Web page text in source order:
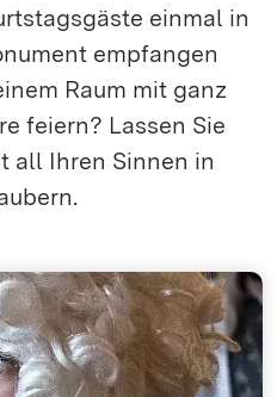
einmal in
empfangen
Raum mit ganz
feiern? Lassen Sie
all Ihren Sinnen in